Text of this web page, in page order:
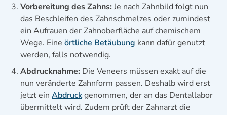
Vorbereitung des Zahns: Je nach Zahnbild folgt nun
das Beschleifen des Zahnschmelzes oder zumindest
ein Aufrauen der Zahnoberfläche auf chemischem
Wege. Eine örtliche Betäubung kann dafür genutzt
werden, falls notwendig.
Abdrucknahme: Die Veneers müssen exakt auf die
nun veränderte Zahnform passen. Deshalb wird erst
jetzt ein Abdruckgenommen, der an das Dentallabor
übermittelt wird. Zudem prüft der Zahnarzt die